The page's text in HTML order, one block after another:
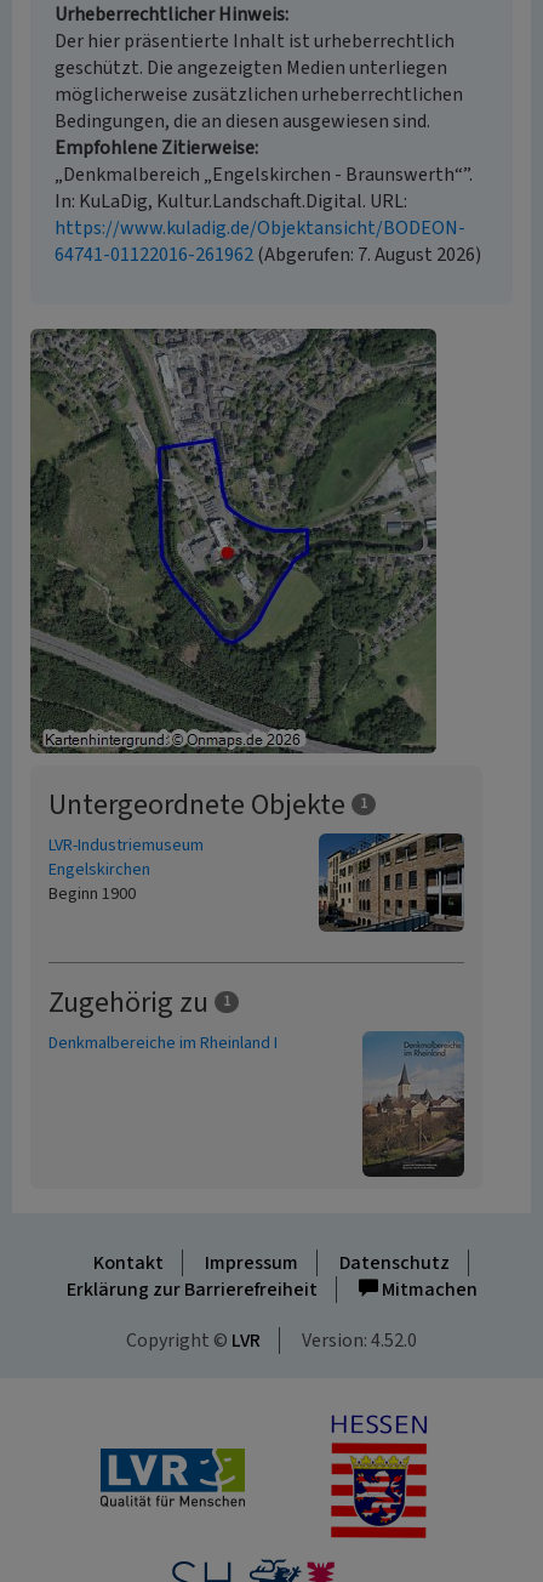
Urheberrechtlicher Hinweis
Der hier präsentierte Inhalt ist urheberrechtlich
geschützt. Die angezeigten Medien unterliegen
möglicherweise zusätzlichen urheberrechtlichen
Bedingungen, die an diesen ausgewiesen sind.
Empfohlene Zitierweise
„Denkmalbereich „Engelskirchen - Braunswerth“”.
In: KuLaDig, Kultur.Landschaft.Digital. URL:
https://www.kuladig.de/Objektansicht/BODEON-
64741-01122016-261962(Abgerufen: 7. August 2026)
Untergeordnete Objekte 1
LVR-Industriemuseum
Engelskirchen
Beginn 1900
Zugehörig zu 1
Denkmalbereiche im Rheinland I
Kontakt Impressum
Datenschutz
Erklärung zur Barrierefreiheit
Mitmachen
Copyright © LVR Version: 4.52.0